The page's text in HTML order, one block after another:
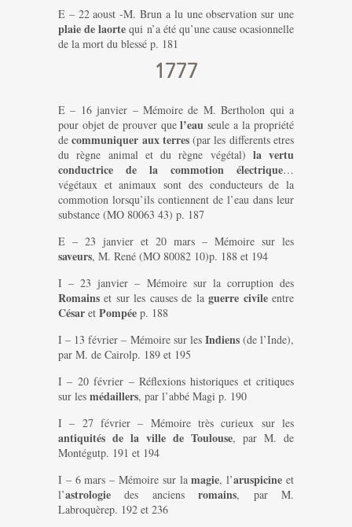
E – 22 aoust -M. Brun a lu une observation sur une
plaie de laorte qui n’a été qu’une cause ocasionnelle
de la mort du blessé p. 181
1777
E – 16 janvier – Mémoire de M. Bertholon qui a
pour objet de prouver quel’eau seule a la propriété
decommuniquer aux terres(par les differents etres
du règne animal et du règne végétal) la vertu
conductrice de la commotion électrique…
végétaux et animaux sont des conducteurs de la
commotion lorsqu’ils contiennent de l’eau dans leur
substance (MO 80063 43) p. 187
E – 23 janvier et 20 mars – Mémoire sur les
saveurs, M. René (MO 80082 10)p. 188 et 194
I – 23 janvier – Mémoire sur la corruption des
Romains et sur les causes de laguerre civileentre
César et Pompée p. 188
I – 13 février – Mémoire sur les Indiens(de l’Inde),
par M. de Cairolp. 189 et 195
I – 20 février – Réflexions historiques et critiques
sur les médaillers, par l’abbé Magi p. 190
I – 27 février – Mémoire très curieux sur les
antiquités de la ville de Toulouse, par M. de
Montégutp. 191 et 194
I – 6 mars – Mémoire sur lamagie, l’aruspicine et
l’astrologie des anciensromains, par M.
Labroquèrep. 192 et 236